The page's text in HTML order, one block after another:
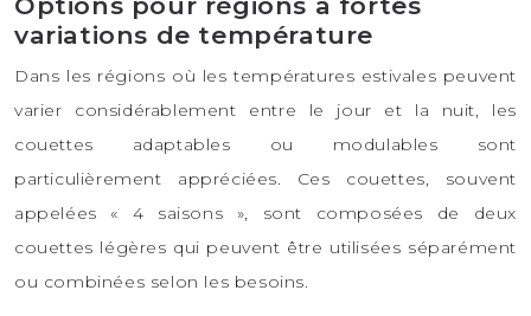
variations de température
Dans les régions où les températures estivales peuvent
varier considérablement entre le jour et la nuit, les
couettes adaptables ou modulables sont
particulièrement appréciées. Ces couettes, souvent
appelées « 4 saisons », sont composées de deux
couettes légères qui peuvent être utilisées séparément
ou combinées selon les besoins.